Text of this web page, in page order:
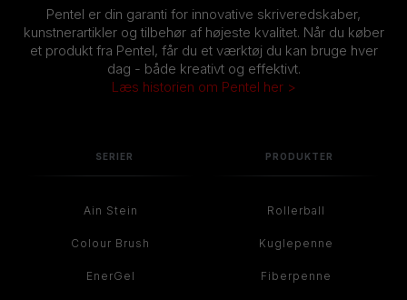
Pentel er din garanti for innovative skriveredskaber,
kunstnerartikler og tilbehør af højeste kvalitet. Når du køber
et produkt fra Pentel, får du et værktøj du kan bruge hver
dag - både kreativt og effektivt.
Læs historien om Pentel her >
SERIER
Ain Stein
Colour Brush
EnerGel
PRODUKTER
Rollerball
Kuglepenne
Fiberpenne